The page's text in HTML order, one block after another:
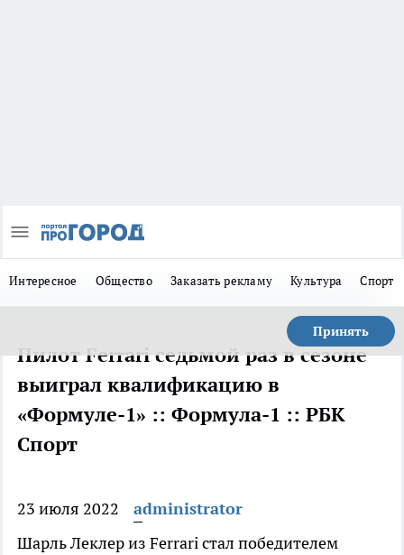
Интересное Общество Заказать рекламу Культура Спорт
Принять
Пилот Ferrari седьмой раз в сезоне
выиграл квалификацию в
«Формуле-1» :: Формула-1 :: РБК
Спорт
23 июля 2022
administrator
Шарль Леклер из Ferrari стал победителем